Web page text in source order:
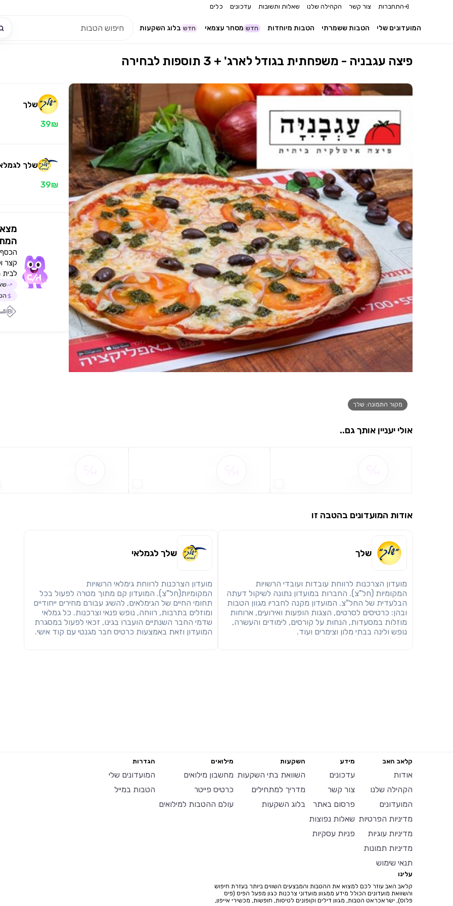
התחברות צור קשר הקהילה שלנו שאלות ותשובות עדכונים כלים
בלוג השקעות חדש מסחר עצמאי חדש הטבות מיוחדות הטבות ששמרתי המועדונים שלי
פיצה עגבניה - משפחתית בגודל לארג' + 3 תוספות לבחירה
מקור התמונה: שלך
שלך
39₪
שלך
39₪
הכסף
קצר
אולי יעניין אותך גם..
אודות המועדונים בהטבה זו
שלך
מועדון הצרכנות לרווחת עובדות ועובדי הרשויות
המקומיות (חל"צ). החברות במועדון נתונה לשיקול דעתה
הבלעדית של החל"צ. המועדון מקנה לחבריו מגוון הטבות
ובהן: כרטיסים לסרטים, הצגות הופעות ואירועים, ארוחות
מוזלות במסעדות, הנחות על קורסים, לימודים והעשרה,
נופש ולינה בבתי מלון וצימרים ועוד.
שלך לגמלאי
מועדון הצרכנות לרווחת גימלאי הרשויות
המקומיות(חל"צ). המועדון קם מתוך מטרה לפעול בכל
תחומי החיים של הגימלאים, להשיג עבורם מחירים ייחודיים
ומוזלים בתרבות, רווחה, נופש פנאי וצרכנות. כל גמלאי
שדמי החבר השנתיים הועברו בגינו, זכאי לפעול במסגרת
המועדון וזאת באמצעות כרטיס חבר מגנטי עם קוד אישי.
קלאב האב
אודות
הקהילה שלנו
המועדונים
מדיניות הפרטיות
מדיניות עוגיות
מדיניות תמונות
תנאי שימוש
מידע
עדכונים
צור קשר
פרסום באתר
שאלות נפוצות
פניות עסקיות
השקעות
השוואת בתי השקעות
מדריך למתחילים
בלוג השקעות
מילואים
מחשבון מילואים
כרטיס פייטר
עולם ההטבות למילואים
הגדרות
המועדונים שלי
הטבות במייל
עלינו
קלאב האב עוזר לכם למצוא את ההטבות והמבצעים השווים ביותר בעזרת חיפוש
והשוואת מועדונים הכולל מידע ממגוון מועדוני צרכנות כגון מפעל הפיס (פיס
פלוס), ישראכראט הטבות, מגוון דילים וקופונים לטיסות, חופשות, מכשירי אייפון,